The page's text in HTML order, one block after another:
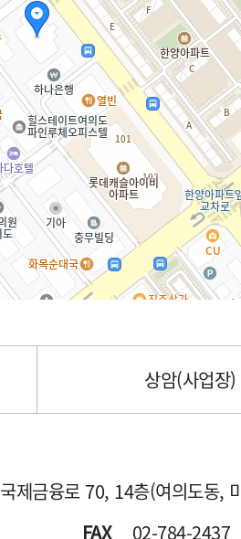
상암(사업장)
제금융로 70, 14층(여의도동,
FAX 02-784-2437